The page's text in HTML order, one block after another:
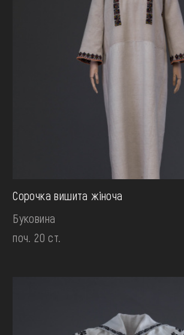
Сорочка вишита жіноча
Буковина
поч. 20 ст.